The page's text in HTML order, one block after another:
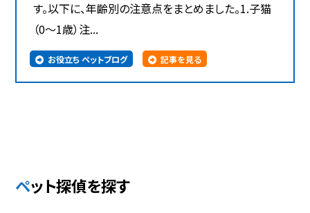
す。以下に、年齢別の注意点をまとめました。1.子猫
（0～1歳）注...
お役立ち ペットブログ 記事を見る
ペット探偵を探す